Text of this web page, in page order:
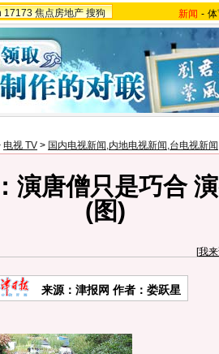
17173 焦点房地产 搜狗 新闻 -
电视 TV > 国内电视新闻,内地电视新闻,台电视新闻
演唐僧只是巧合
(图)
[我
来源：津报网 作者：娄跃星